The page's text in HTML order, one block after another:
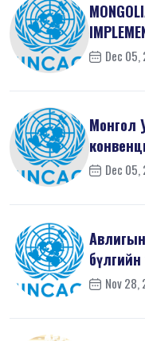
... Dec 05,
Монгол
Dec 05,
Nov 28,